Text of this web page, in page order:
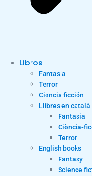
Libros
Fantasía
Terror
Ciencia ficción
Llibres en català
Fantasia
Ciència-
Terror
English books
Fantasy
Science